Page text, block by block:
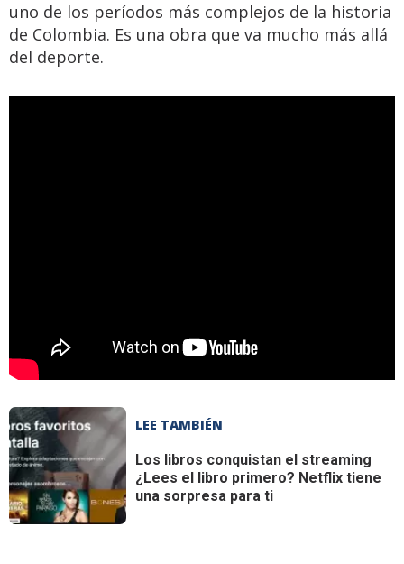
uno de los períodos más complejos de la historia
de Colombia. Es una obra que va mucho más allá
del deporte.
LEE TAMBIÉN
Los libros conquistan el streaming
¿Lees el libro primero? Netflix tiene
una sorpresa para ti